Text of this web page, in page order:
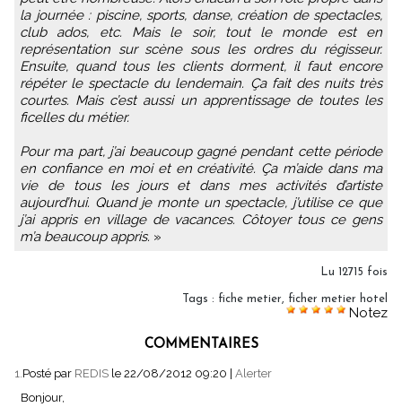
la journée : piscine, sports, danse, création de spectacles,
club ados, etc. Mais le soir, tout le monde est en
représentation sur scène sous les ordres du régisseur.
Ensuite, quand tous les clients dorment, il faut encore
répéter le spectacle du lendemain. Ça fait des nuits très
courtes. Mais c’est aussi un apprentissage de toutes les
ficelles du métier.
Pour ma part, j’ai beaucoup gagné pendant cette période
en confiance en moi et en créativité. Ça m’aide dans ma
vie de tous les jours et dans mes activités d’artiste
aujourd’hui. Quand je monte un spectacle, j’utilise ce que
j’ai appris en village de vacances. Côtoyer tous ce gens
m’a beaucoup appris. »
Lu 12715 fois
Tags : fiche metier, ficher metier hotel
Notez
COMMENTAIRES
1.Posté par REDIS le 22/08/2012 09:20
Alerter
Bonjour,